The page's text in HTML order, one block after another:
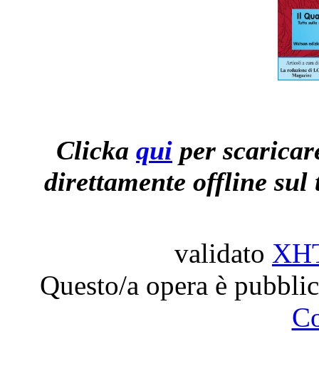
Clicka qui per
direttamente offline sul
validato
Questo/a opera è